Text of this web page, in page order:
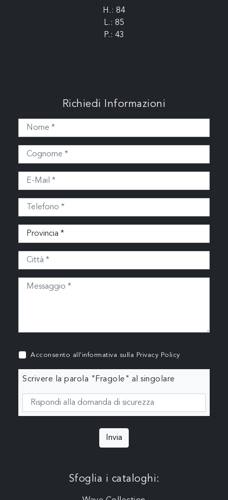
H.: 84
L.: 85
P.: 43
Richiedi Informazioni
Acconsento all'informativa sulla Privacy Policy
Scrivere la parola "Fragole" al singolare
Invia
Sfoglia i cataloghi: